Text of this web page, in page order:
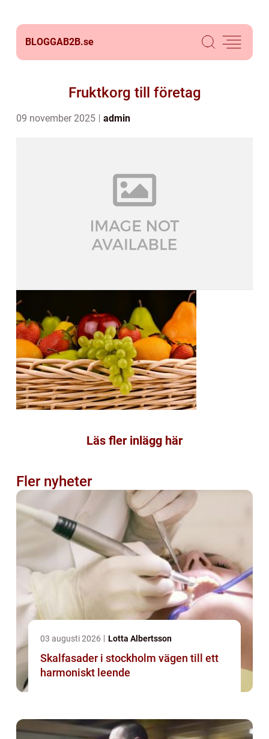
BLOGGAB2B.se
Fruktkorg till företag
09 november 2025 admin
Läs fler inlägg här
Fler nyheter
03 augusti 2026 Lotta Albertsson
Skalfasader i stockholm vägen till ett
harmoniskt leende